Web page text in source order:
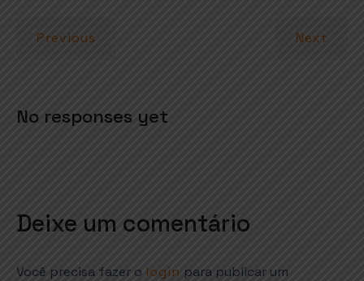
p o
Previous Next
No responses yet
Deixe um comentário
Você precisa fazer o login para publicar um